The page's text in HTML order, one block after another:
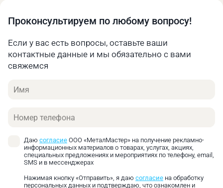
Проконсультируем по любому вопросу!
Если у вас есть вопросы, оставьте ваши
контактные данные и мы обязательно с вами
свяжемся
Имя
Телефон
Даю согласие ООО «МеталМастер» на получение рекламно-
информационных материалов о товарах, услугах, акциях,
специальных предложениях и мероприятиях по телефону, email,
SMS и в мессенджерах
Нажимая кнопку «Отправить», я даю согласие на обработку
персональных данных и подтверждаю, что ознакомлен и